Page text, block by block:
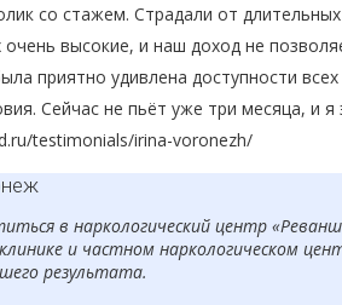
со стажем. Страдали от
очень высокие, и наш доход не
приятно удивлена доступности
Сейчас не пьёт уже три месяца, и
testimonials/irina-voronezh/
в наркологический центр
и частном наркологическом
результата.